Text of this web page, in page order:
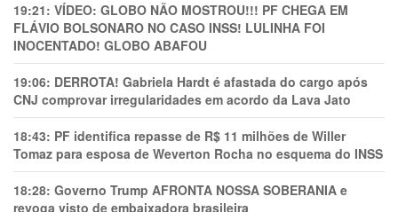
19:21: VÍDEO: GLOBO NÃO MOSTROU!!! PF CHEGA EM
FLÁVIO BOLSONARO NO CASO INSS! LULINHA FOI
INOCENTADO! GLOBO ABAFOU
19:06: DERROTA! Gabriela Hardt é afastada do cargo após
CNJ comprovar irregularidades em acordo da Lava Jato
18:43: PF identifica repasse de R$ 11 milhões de Willer
Tomaz para esposa de Weverton Rocha no esquema do INSS
18:28: Governo Trump AFRONTA NOSSA SOBERANIA e
revoga visto de embaixadora brasileira